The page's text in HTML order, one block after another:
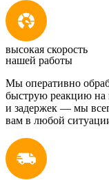
высокая скорость
нашей работы
Мы оперативно
быструю реакцию на
и задержек — мы
вам в любой